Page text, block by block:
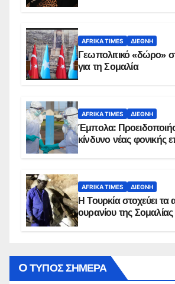
AFRIKA TIMES ΔΙΕΘΝΉ
Γεωπολιτικό «δώρο»
για τη Σομαλία
AFRIKA TIMES ΔΙΕΘΝΉ
Έμπολα:
κίνδυνο νέας φονικής
AFRIKA TIMES ΔΙΕΘΝΉ
Η Τουρκία στοχεύει τα
ουρανίου της Σομαλίας
O ΤΥΠΟΣ ΣΗΜΕΡΑ